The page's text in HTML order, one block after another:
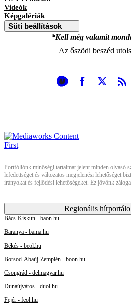
Videók
Képgalériák
Süti beállítások
*Kell még valamit
Az őszödi beszéd
Portfóliónk minőségi tartalmat jelent minden olvasó
lefedettséget és változatos megjelenési lehetőséget
irányokat és fejlődési lehetőségeket. Ez jövőnk záloga.
Regionális
Bács-Kiskun - baon.hu
Baranya - bama.hu
Békés - beol.hu
Borsod-Abaúj-Zemplén - boon.hu
Csongrád - delmagyar.hu
Dunaújváros - duol.hu
Fejér - feol.hu